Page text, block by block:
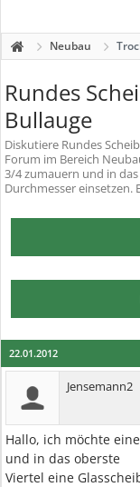
Neubau
Rundes
Bullauge
Diskutiere Rundes
Forum im Bereich
3/4 zumauern und in
Durchmesser einsetzen.
22.01.2012
Jensemann2
Hallo, ich möchte
und in das oberste
Viertel eine